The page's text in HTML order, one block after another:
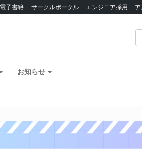
電子書籍 サークルポータル エンジニア採用
お知らせ